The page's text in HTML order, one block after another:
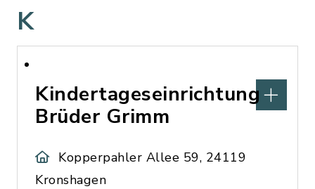
K
Kindertageseinrichtung
Brüder Grimm
Kopperpahler Allee 59, 24119
Kronshagen